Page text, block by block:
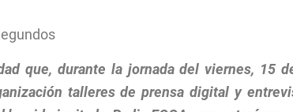
que, durante la jornada del viernes, 15
talleres de prensa digital y